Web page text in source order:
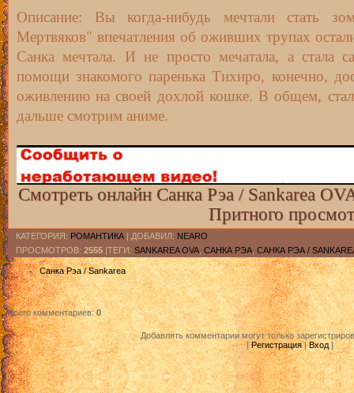
Санка Рэа / Sankarea OVA 2 серия [VK]
Описание: Вы когда-нибудь мечтали стать
Мертвяков" впечатления об оживших трупах
Санка мечтала. И не просто мечатала, а стала
помощи знакомого паренька Тихиро, конечно,
оживлению на своей дохлой кошке. В общем,
дальше смотрим аниме.
Смотреть онлайн Санка Рэа / Sankarea
Притного
КАТЕГОРИЯ: РОМАНТИКА | ДОБАВИЛ: NEARO
ПРОСМОТРОВ: 2555 |ТЕГИ: SANKAREA OVA САНКА РЭА САНКА РЭА /
Санка Рэа / Sankarea
Всего комментариев:0
Добавлять комментарии могут только
[Регистрация|Вход]